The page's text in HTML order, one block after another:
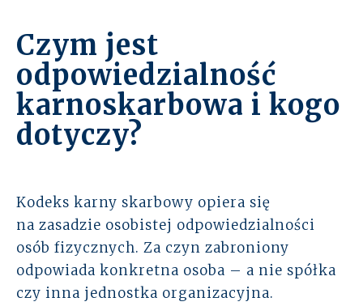
Czym jest
odpowiedzialność
karnoskarbowa i kogo
dotyczy?
Kodeks karny skarbowy opiera się
na zasadzie osobistej odpowiedzialności
osób fizycznych. Za czyn zabroniony
odpowiada konkretna osoba – a nie spółka
czy inna jednostka organizacyjna.